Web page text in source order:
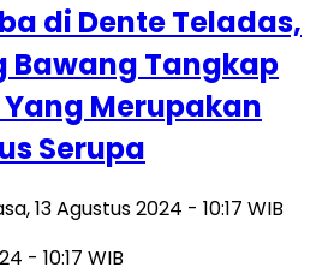
di Dente Teladas,
Bawang Tangkap
Merupakan
Serupa
13 Agustus 2024 - 10:17 WIB
- 10:17 WIB